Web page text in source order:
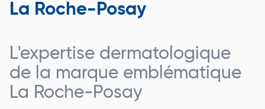
La Roche-Posay
L'expertise dermatologique
de la marque emblématique
La Roche-Posay